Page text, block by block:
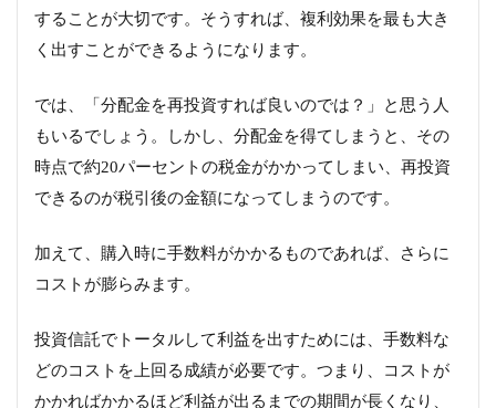
することが大切です。そうすれば、複利効果を最も大き
く出すことができるようになります。
では、「分配金を再投資すれば良いのでは？」と思う人
もいるでしょう。しかし、分配金を得てしまうと、その
時点で約20パーセントの税金がかかってしまい、再投資
できるのが税引後の金額になってしまうのです。
加えて、購入時に手数料がかかるものであれば、さらに
コストが膨らみます。
投資信託でトータルして利益を出すためには、手数料な
どのコストを上回る成績が必要です。つまり、コストが
かかればかかるほど利益が出るまでの期間が長くなり、